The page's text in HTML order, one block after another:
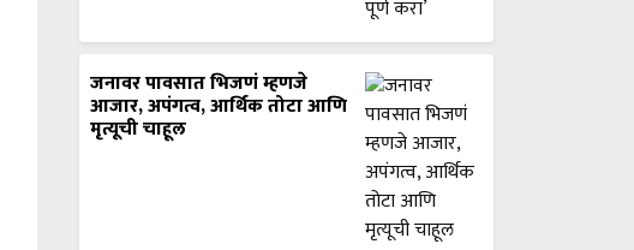
जनावर पावसात भिजणं म्हणजे
आजार, अपंगत्व, आर्थिक तोटा आणि
मृत्यूची चाहूल